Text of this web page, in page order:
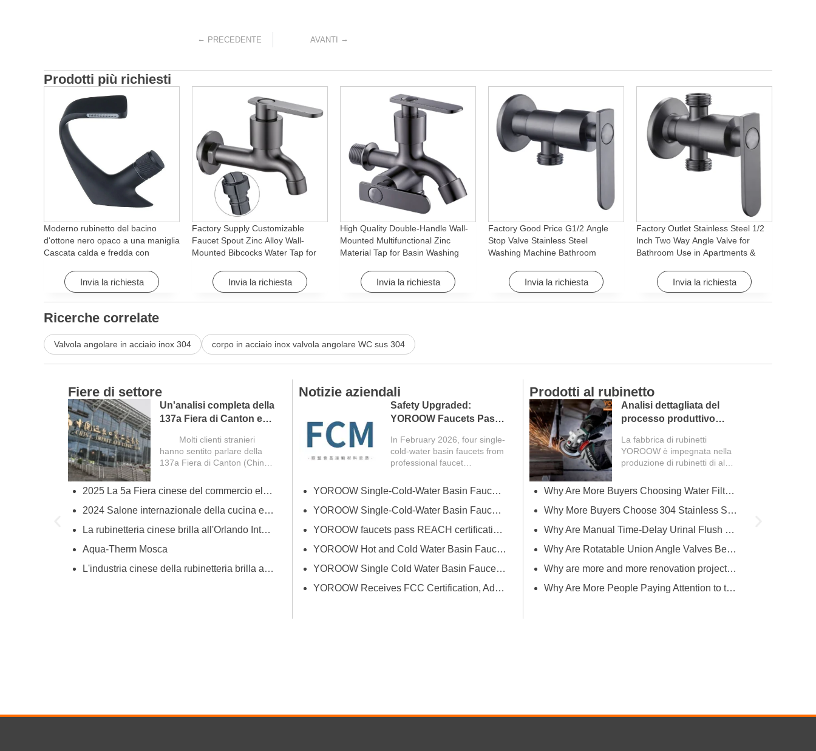
← PRECEDENTE AVANTI →
Prodotti più richiesti
Moderno rubinetto del bacino
d'ottone nero opaco a una maniglia
Cascata calda e fredda con
Hotel& ApartmentInvia la richiesta
Factory Supply Customizable
Faucet Spout Zinc Alloy Wall-
Mounted Bibcocks Water Tap for
Invia la richiesta
High Quality Double-Handle Wall-
Mounted Multifunctional Zinc
Material Tap for Basin Washing
Invia la richiesta
Factory Good Price G1/2 Angle
Stop Valve Stainless Steel
Washing Machine Bathroom
Hotels
Invia la richiesta
Factory Outlet Stainless Steel 1/2
Inch Two Way Angle Valve for
Bathroom Use in Apartments &
Invia la richiesta
Ricerche correlate
Valvola angolare in acciaio inox 304 corpo in acciaio inox valvola angolare WC sus 304
Fiere di settore
Un'analisi completa della
137a Fiera di Canton e
acquirenti stranieri
Molti clienti stranieri
hanno sentito parlare della
137a Fiera di Canton (China
2025 La 5a Fiera cinese del commercio elettronico transfrontaliero (primavera)
2024 Salone internazionale della cucina e del bagno di Dubai
La rubinetteria cinese brilla all'Orlando International Kitchen & Bath Industrial Supplies Expo
Aqua-Therm Mosca
L'industria cinese della rubinetteria brilla alla Fiera di Canton, mettendo in mostra innovazione e qualità
Notizie aziendali
Safety Upgraded:
YOROOW Faucets Pass
In February 2026, four single-
cold-water basin faucets from
professional faucet
successfully passed FCM
(Food Contact Materials)...
YOROOW Single-Cold-Water Basin Faucets Pass RSL Restricted Substances List Screening
YOROOW Single-Cold-Water Basin Faucets Pass COA Testing, Further Enhancing International Compliance System
YOROOW faucets pass REACH certification, ensuring environmental friendliness and safety.
YOROOW Hot and Cold Water Basin Faucets Pass FDA Food Contact Material Compliance Test
YOROOW Single Cold Water Basin Faucets Successfully Pass GPSR Certification
YOROOW Receives FCC Certification, Adding Authoritative Guarantee to its Deepening Reach in the South American Market
Prodotti al rubinetto
Analisi dettagliata del
processo produttivo
La fabbrica di rubinetti
YOROOW è impegnata nella
produzione di rubinetti di alta
produzione copre più...
Why Are More Buyers Choosing Water Filter Faucets for Modern Kitchens?
Why More Buyers Choose 304 Stainless Steel Kitchen Faucets from China Manufacturers
Why Are Manual Time-Delay Urinal Flush Valves Still Preferred in Public Restrooms?
Why Are Rotatable Union Angle Valves Better for Hotels and Apartment Projects?
Why are more and more renovation projects upgrading to longer 304 stainless steel outdoor faucets?
Why Are More People Paying Attention to the Material and Hygiene of Beverage Barrel Faucets?